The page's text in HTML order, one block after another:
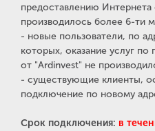
предоставлению Интернета
производилось более 6-ти
- новые пользователи, по
которых, оказание услуг
от "Ardinvest" не
- существующие клиенты,
подключение по новому
Срок подключения: в